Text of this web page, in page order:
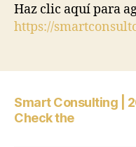
Haz clic aquí para
https://
Smart Consulting |
Check the